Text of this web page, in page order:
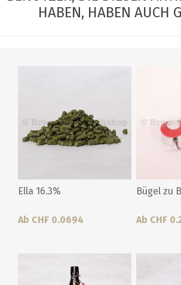
HABEN, HABEN AUCH
Ella 16.3%
Ab CHF 0.0694
Bügel zu
Ab CHF